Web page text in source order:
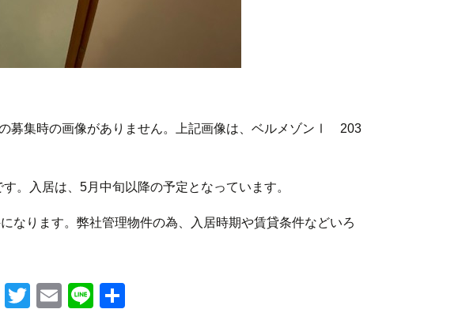
募集時の画像がありません。上記画像は、ベルメゾンⅠ 203
入居は、5月中旬以降の予定となっています。
なります。弊社管理物件の為、入居時期や賃貸条件などいろ
F
T
E
Li